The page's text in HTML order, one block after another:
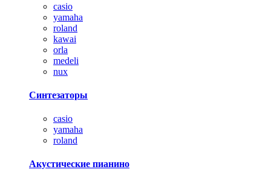
casio
yamaha
roland
kawai
orla
medeli
nux
Синтезаторы
casio
yamaha
roland
Акустические пианино